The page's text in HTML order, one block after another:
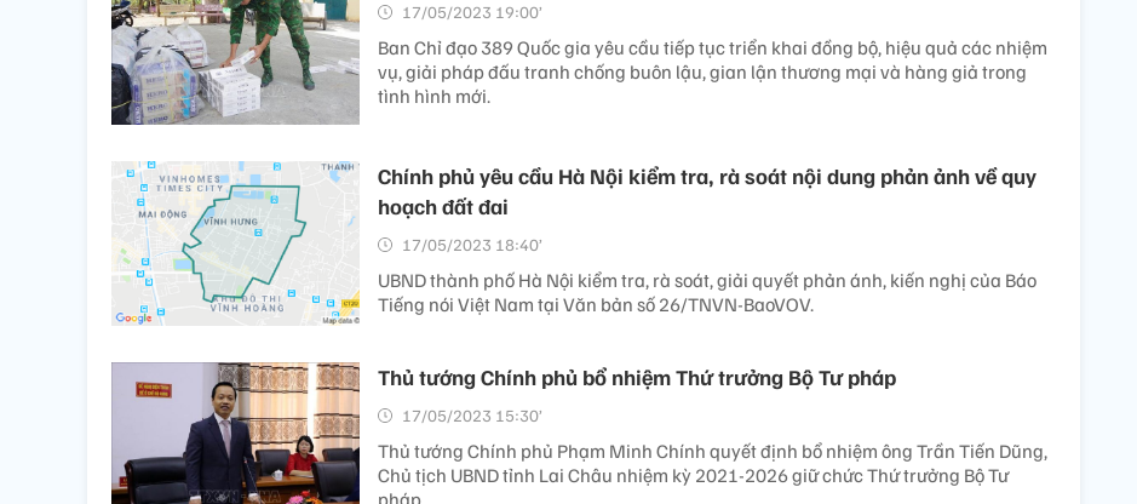
17/05/2023 19:00’
Ban Chỉ đạo 389 Quốc gia yêu cầu tiếp tục triển khai đồng bộ, hiệu quả các nhiệm
vụ, giải pháp đấu tranh chống buôn lậu, gian lận thương mại và hàng giả trong
tình hình mới.
Chính phủ yêu cầu Hà Nội kiểm tra, rà soát nội dung phản ảnh về quy
hoạch đất đai
17/05/2023 18:40’
UBND thành phố Hà Nội kiểm tra, rà soát, giải quyết phản ánh, kiến nghị của Báo
Tiếng nói Việt Nam tại Văn bản số 26/TNVN-BaoVOV.
Thủ tướng Chính phủ bổ nhiệm Thứ trưởng Bộ Tư pháp
17/05/2023 15:30’
Thủ tướng Chính phủ Phạm Minh Chính quyết định bổ nhiệm ông Trần Tiến Dũng,
Chủ tịch UBND tỉnh Lai Châu nhiệm kỳ 2021-2026 giữ chức Thứ trưởng Bộ Tư